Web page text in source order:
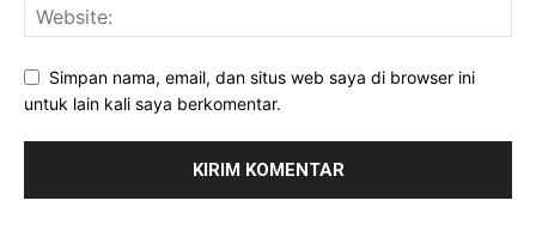
Simpan nama, email, dan situs web saya di browser ini
untuk lain kali saya berkomentar.